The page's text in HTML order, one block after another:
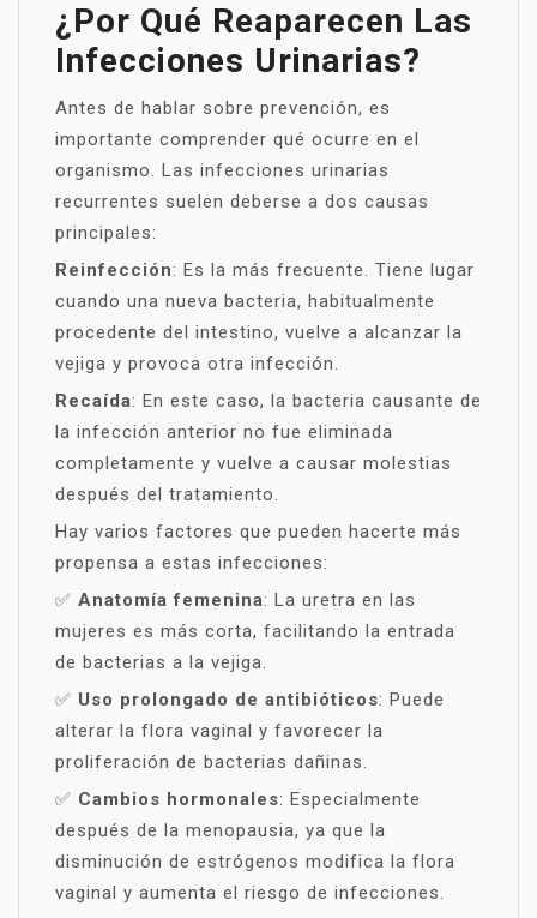
¿Por Qué Reaparecen Las
Infecciones Urinarias?
Antes de hablar sobre prevención, es
importante comprender qué ocurre en el
organismo. Las infecciones urinarias
recurrentes suelen deberse a dos causas
principales:
Reinfección: Es la más frecuente. Tiene lugar
cuando una nueva bacteria, habitualmente
procedente del intestino, vuelve a alcanzar la
vejiga y provoca otra infección.
Recaída: En este caso, la bacteria causante de
la infección anterior no fue eliminada
completamente y vuelve a causar molestias
después del tratamiento.
Hay varios factores que pueden hacerte más
propensa a estas infecciones:
✅ Anatomía femenina: La uretra en las
mujeres es más corta, facilitando la entrada
de bacterias a la vejiga.
✅ Uso prolongado de antibióticos: Puede
alterar la flora vaginal y favorecer la
proliferación de bacterias dañinas.
✅ Cambios hormonales: Especialmente
después de la menopausia, ya que la
disminución de estrógenos modifica la flora
vaginal y aumenta el riesgo de infecciones.